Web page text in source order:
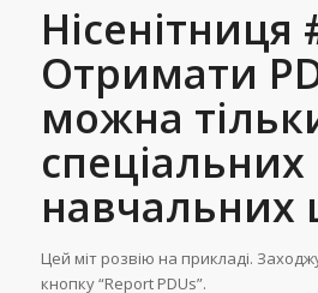
Нісенітниця
Отримати
можна
спеціальних
навчальних
Цей міт розвію на прикладі.
кнопку “Report PDUs”.